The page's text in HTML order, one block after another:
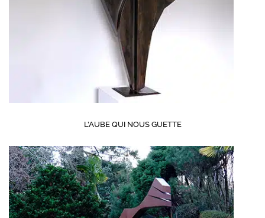
L’AUBE QUI NOUS GUETTE